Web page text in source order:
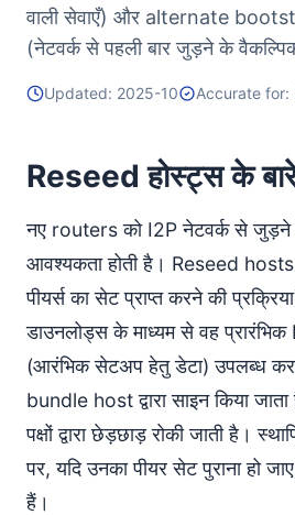
IPv6 संबंधी विचार
सुरक्षा संबंधी विचार
धमकी मॉडल
परीक्षण और मान्यकरण
अपने Reseed Server का परीक्षण
सामान्य समस्याओं का निवारण
संदर्भ जानकारी
आधिकारिक दस्तावेज़ीकरण
वैकल्पिक कार्यान्वयन
वाली सेवाएँ) और alternate
(नेटवर्क से पहली बार जुड़ने के
Updated: 2025-10 Accurate for:
Reseed होस्ट्स के
नए routers को I2P नेटवर्क से जुड़ने
आवश्यकता होती है। Reseed
पीयर्स का सेट प्राप्त करने की
डाउनलोड्स के माध्यम से वह
(आरंभिक सेटअप हेतु डेटा) उपलब्ध
bundle host द्वारा साइन किया
पक्षों द्वारा छेड़छाड़ रोकी जाती है।
पर, यदि उनका पीयर सेट पुराना हो
हैं।